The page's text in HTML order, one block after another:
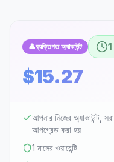
👤ব্যক্তিগত অ্যাকাউন্ট 1
$15.27
আপনার নিজের অ্যাকাউন্ট,
আপগ্রেড করা হয়
1 মাসের ওয়ারেন্টি